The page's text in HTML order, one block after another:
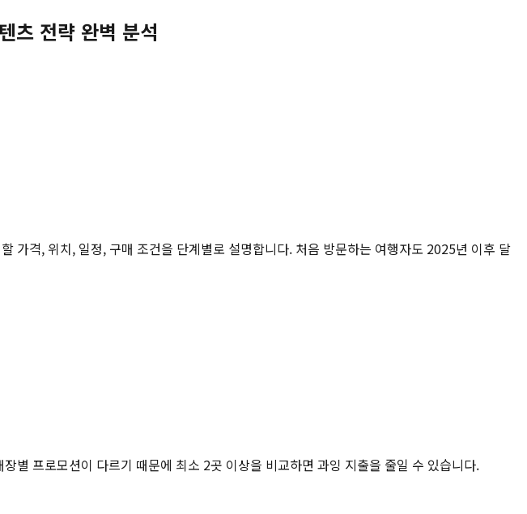
츠 전략 완벽 분석
가격, 위치, 일정, 구매 조건을 단계별로 설명합니다. 처음 방문하는 여행자도 2025년 이후 달
별 프로모션이 다르기 때문에 최소 2곳 이상을 비교하면 과잉 지출을 줄일 수 있습니다.